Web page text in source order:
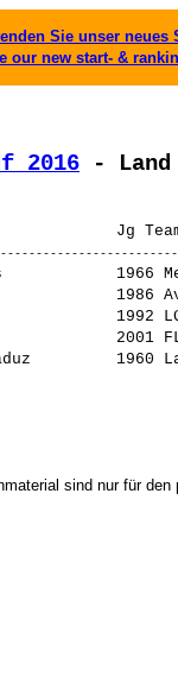
Sie unser neues
our new start- &
2016 -
Balzers 1966
1986
1992
2001
Vaduz 1960
sind nur für